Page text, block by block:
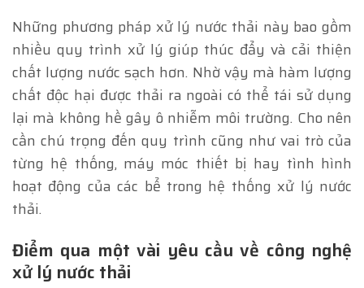
Những phương pháp xử lý nước thải này bao gồm
nhiều quy trình xử lý giúp thúc đẩy và cải thiện
chất lượng nước sạch hơn. Nhờ vậy mà hàm lượng
chất độc hại được thải ra ngoài có thể tái sử dụng
lại mà không hề gây ô nhiễm môi trường. Cho nên
cần chú trọng đến quy trình cũng như vai trò của
từng hệ thống, máy móc thiết bị hay tình hình
hoạt động của các bể trong hệ thống xử lý nước
thải.
Điểm qua một vài yêu cầu về công nghệ
xử lý nước thải